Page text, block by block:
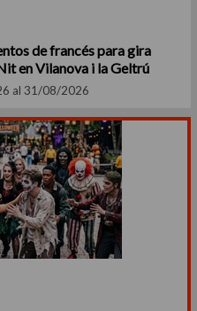
de francés para gira
en Vilanova i la Geltrú
al 31/08/2026